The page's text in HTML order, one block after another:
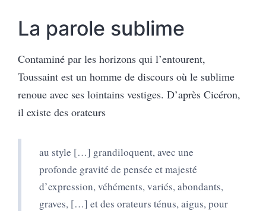
La parole sublime
Contaminé par les horizons qui l’entourent,
Toussaint est un homme de discours où le sublime
renoue avec ses lointains vestiges. D’après Cicéron,
il existe des orateurs
au style […] grandiloquent, avec une
profonde gravité de pensée et majesté
d’expression, véhéments, variés, abondants,
graves, […] et des orateurs ténus, aigus, pour